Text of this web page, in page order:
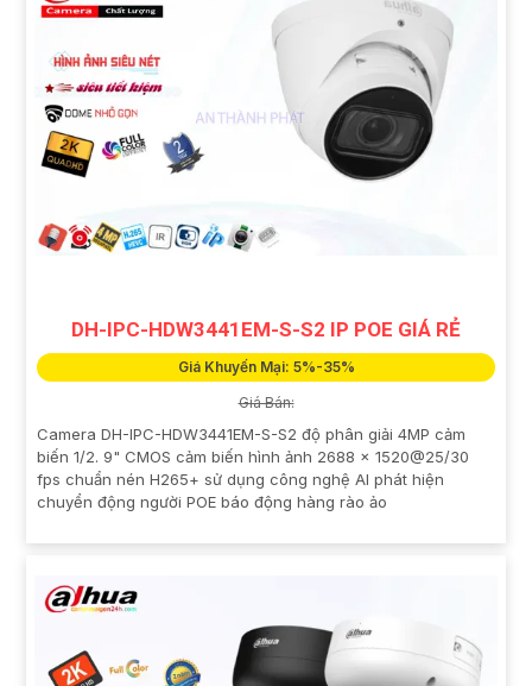
DH-IPC-HDW3441EM-S-S2 IP POE GIÁ RẺ
Giá Khuyến Mại: 5%-35%
Giá Bán:
Camera DH-IPC-HDW3441EM-S-S2 độ phân giải 4MP cảm
biến 1/2. 9" CMOS cảm biến hình ảnh 2688 × 1520@25/30
fps chuẩn nén H265+ sử dụng công nghệ AI phát hiện
chuyển động người POE báo động hàng rào ảo